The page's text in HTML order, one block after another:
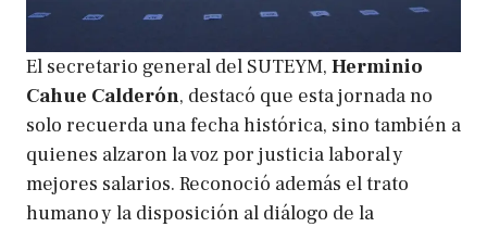
El secretario general del SUTEYM, Herminio
Cahue Calderón, destacó que esta jornada no
solo recuerda una fecha histórica, sino también a
quienes alzaron la voz por justicia laboral y
mejores salarios. Reconoció además el trato
humano y la disposición al diálogo de la